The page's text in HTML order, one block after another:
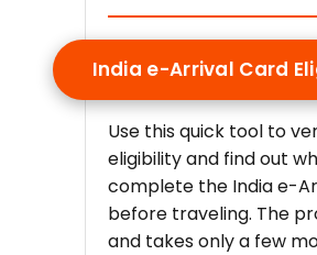
India e-Arrival Card
Use this quick tool to
eligibility and find out
complete the India e-
before traveling. The
and takes only a few